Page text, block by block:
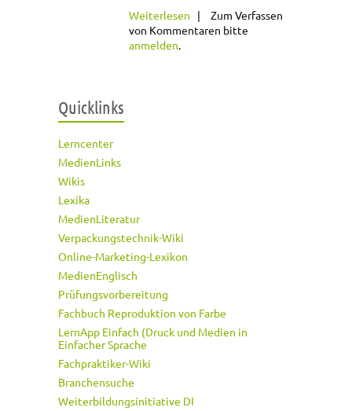
Weiterlesen über
Bewerbungstipps
Zum Verfassen
von Kommentaren bitte
anmelden
Quicklinks
Lerncenter
MedienLinks
Wikis
Lexika
MedienLiteratur
Verpackungstechnik-Wiki
Online-Marketing-Lexikon
MedienEnglisch
Prüfungsvorbereitung
Fachbuch Reproduktion von Farbe
LernApp Einfach (Druck und Medien in
Einfacher Sprache
Fachpraktiker-Wiki
Branchensuche
Weiterbildungsinitiative DI